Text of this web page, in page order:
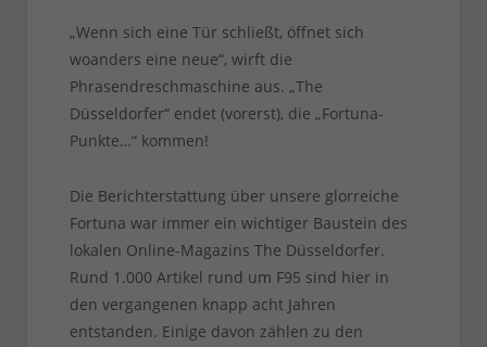
„Wenn sich eine Tür schließt, öffnet sich
woanders eine neue“, wirft die
Phrasendreschmaschine aus. „The
Düsseldorfer“ endet (vorerst), die „Fortuna-
Punkte…“ kommen!
Die Berichterstattung über unsere glorreiche
Fortuna war immer ein wichtiger Baustein des
lokalen Online-Magazins The Düsseldorfer.
Rund 1.000 Artikel rund um F95 sind hier in
den vergangenen knapp acht Jahren
entstanden. Einige davon zählen zu den